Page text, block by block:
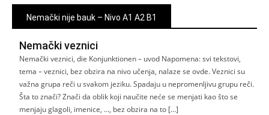
Nemački nije bauk – Nivo A1 A2 B1
Nemački veznici
Nemački veznici, die Konjunktionen – uvod Napomena: svi tekstovi,
tema – veznici, bez obzira na nivo učenja, nalaze se ovde. Veznici su
važna grupa reči u svakom jeziku. Spadaju u nepromenljivu grupu reči.
Šta to znači? Znači da oblik koji naučite neće se menjati kao što se
menjaju glagoli, imenice, …, bez obzira na to […]